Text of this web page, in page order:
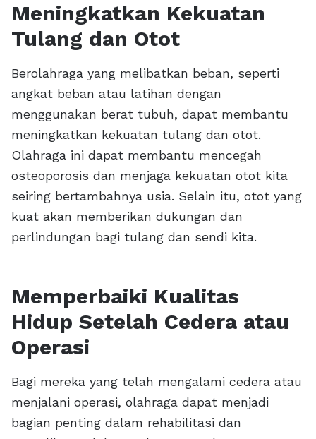
Meningkatkan Kekuatan
Tulang dan Otot
Berolahraga yang melibatkan beban, seperti
angkat beban atau latihan dengan
menggunakan berat tubuh, dapat membantu
meningkatkan kekuatan tulang dan otot.
Olahraga ini dapat membantu mencegah
osteoporosis dan menjaga kekuatan otot kita
seiring bertambahnya usia. Selain itu, otot yang
kuat akan memberikan dukungan dan
perlindungan bagi tulang dan sendi kita.
Memperbaiki Kualitas
Hidup Setelah Cedera atau
Operasi
Bagi mereka yang telah mengalami cedera atau
menjalani operasi, olahraga dapat menjadi
bagian penting dalam rehabilitasi dan